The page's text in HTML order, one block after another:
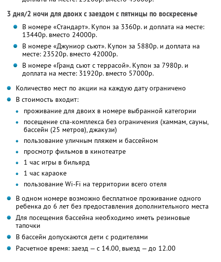
3 дня/2 ночи для двоих с заездом с пятницы по воскресенье
В номере «Стандарт». Купон за 3360р. и доплата на месте:
13440р. вместо 24000р.
В номере «Джуниор сьют». Купон за 5880р. и доплата на
месте: 23520р. вместо 42000р.
В номере «Гранд сьют с террасой». Купон за 7980р. и
доплата на месте: 31920р. вместо 57000р.
Количество мест по акции на каждую дату ограничено
В стоимость входит:
проживание для двоих в номере выбранной категории
посещение спа-комплекса без ограничения (хаммам, сауны,
бассейн (25 метров), джакузи)
пользование уличным пляжем и бассейном
просмотр фильмов в кинотеатре
1 час игры в бильярд
1 час караоке
пользование Wi-Fi на территории всего отеля
В одном номере возможно бесплатное проживание одного
ребенка до 6 лет без предоставления дополнительного места
Для посещения бассейна необходимо иметь резиновые
тапочки
В бассейн допускаются дети с родителями
Расчетное время: заезд — с 14.00, выезд — до 12.00